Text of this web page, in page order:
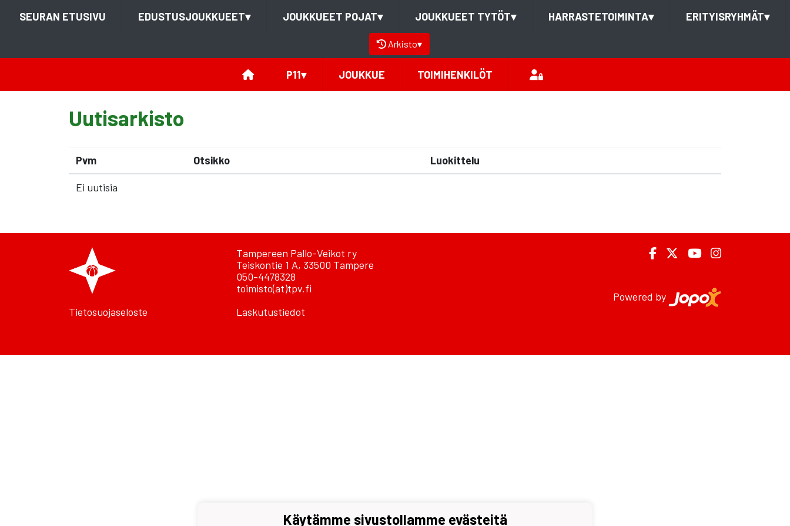
SEURAN ETUSIVU EDUSTUSJOUKKUEET▾ JOUKKUEET POJAT▾ JOUKKUEET TYTÖT▾ HARRASTETOIMINTA▾ ERITYISRYHMÄT▾
Arkisto▾
P11▾ JOUKKUE TOIMIHENKILÖT
Uutisarkisto
Pvm Otsikko Luokittelu
Ei uutisia
Tietosuojaseloste
Tampereen Pallo-Veikot ry
Teiskontie 1 A, 33500 Tampere
050-4478328
toimisto(at)tpv.fi
Laskutustiedot
Powered by
Käytämme sivustollamme evästeitä